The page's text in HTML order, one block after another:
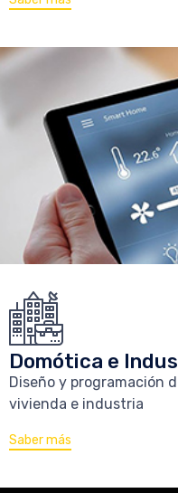
Domótica e
Diseño y programación
vivienda e industria
Saber más